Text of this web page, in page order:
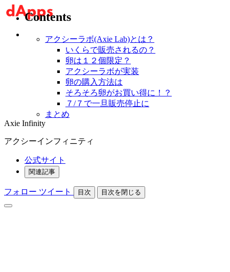
Axie Infinity
アクシーインフィニティ
公式サイト
関連記事
フォロー ツイート 目次 目次を閉じる
Contents
アクシーラボ(Axie Lab)とは？
いくらで販売されるの？
卵は１２個限定？
アクシーラボが実装
卵の購入方法は
そろそろ卵がお買い得に！？
７/７で一旦販売停止に
まとめ